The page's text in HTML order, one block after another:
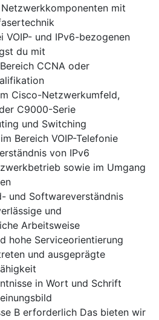
mit
VOIP- und IPv6-bezogenen
du mit
CCNA oder
Cisco-Netzwerkumfeld,
C9000-Serie
und Switching
Bereich VOIP-Telefonie
von IPv6
sowie im Umgang
und Softwareverständnis
und
Arbeitsweise
hohe Serviceorientierung
und ausgeprägte
in Wort und Schrift
B erforderlich Das bieten wir